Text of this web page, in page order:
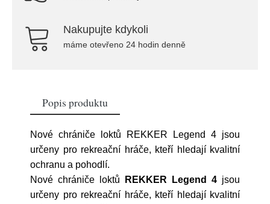
Nakupujte kdykoli
máme otevřeno 24 hodin denně
Popis produktu
Nové chrániče loktů REKKER Legend 4 jsou
určeny pro rekreační hráče, kteří hledají kvalitní
ochranu a pohodlí.
Nové chrániče loktů
REKKER Legend 4 jsou
určeny pro rekreační hráče, kteří hledají kvalitní